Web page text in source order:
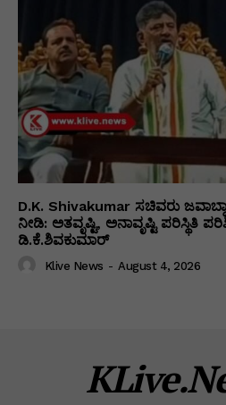
D.K. Shivakumar ಸಚಿವರು
ನೀಡಿ: ಅತವೃಷ್ಟಿ, ಅನಾವೃಷ್ಟಿ ಪರಿಸ್ಥಿತಿ
ಡಿ.ಕೆ.ಶಿವಕುಮಾರ್
Klive News - August 4, 2026